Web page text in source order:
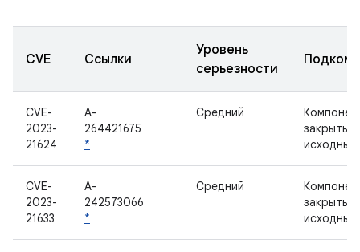
CVE Ссылки
Уровень
серьезности
CVE-
2023-
21624
A-
264421675
*
Средний
закрытым
CVE-
2023-
21633
A-
242573066
*
Средний
закрытым